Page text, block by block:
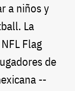
a niños y
La
Flag
de
--